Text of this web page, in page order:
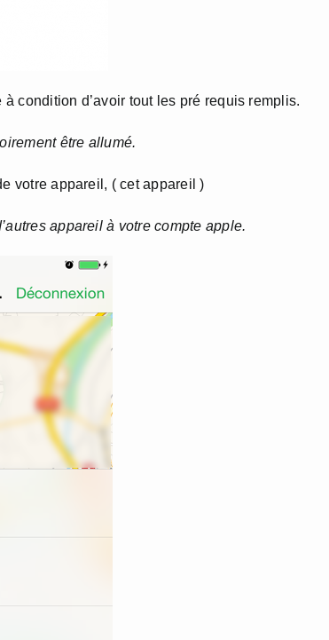
condition d’avoir tout les pré requis remplis.
être allumé.
votre appareil, ( cet appareil )
appareil à votre compte apple.